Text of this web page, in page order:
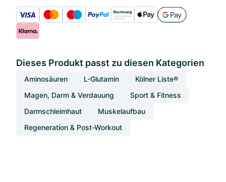
Dieses Produkt passt zu diesen Kategorien
Aminosäuren L-Glutamin
Kölner Liste®
Magen, Darm & Verdauung
Sport & Fitness
Darmschleimhaut
Muskelaufbau
Regeneration & Post-Workout